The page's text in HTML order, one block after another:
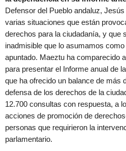
Defensor del Pueblo andaluz,
varias situaciones que están
derechos para la ciudadanía, y que
inadmisible que lo asumamos
apuntado. Maeztu ha comparecido
para presentar el Informe anual de
que ha ofrecido un balance de más
defensa de los derechos de la
12.700 consultas con respuesta, a
acciones de promoción de
personas que requirieron la
parlamentario.